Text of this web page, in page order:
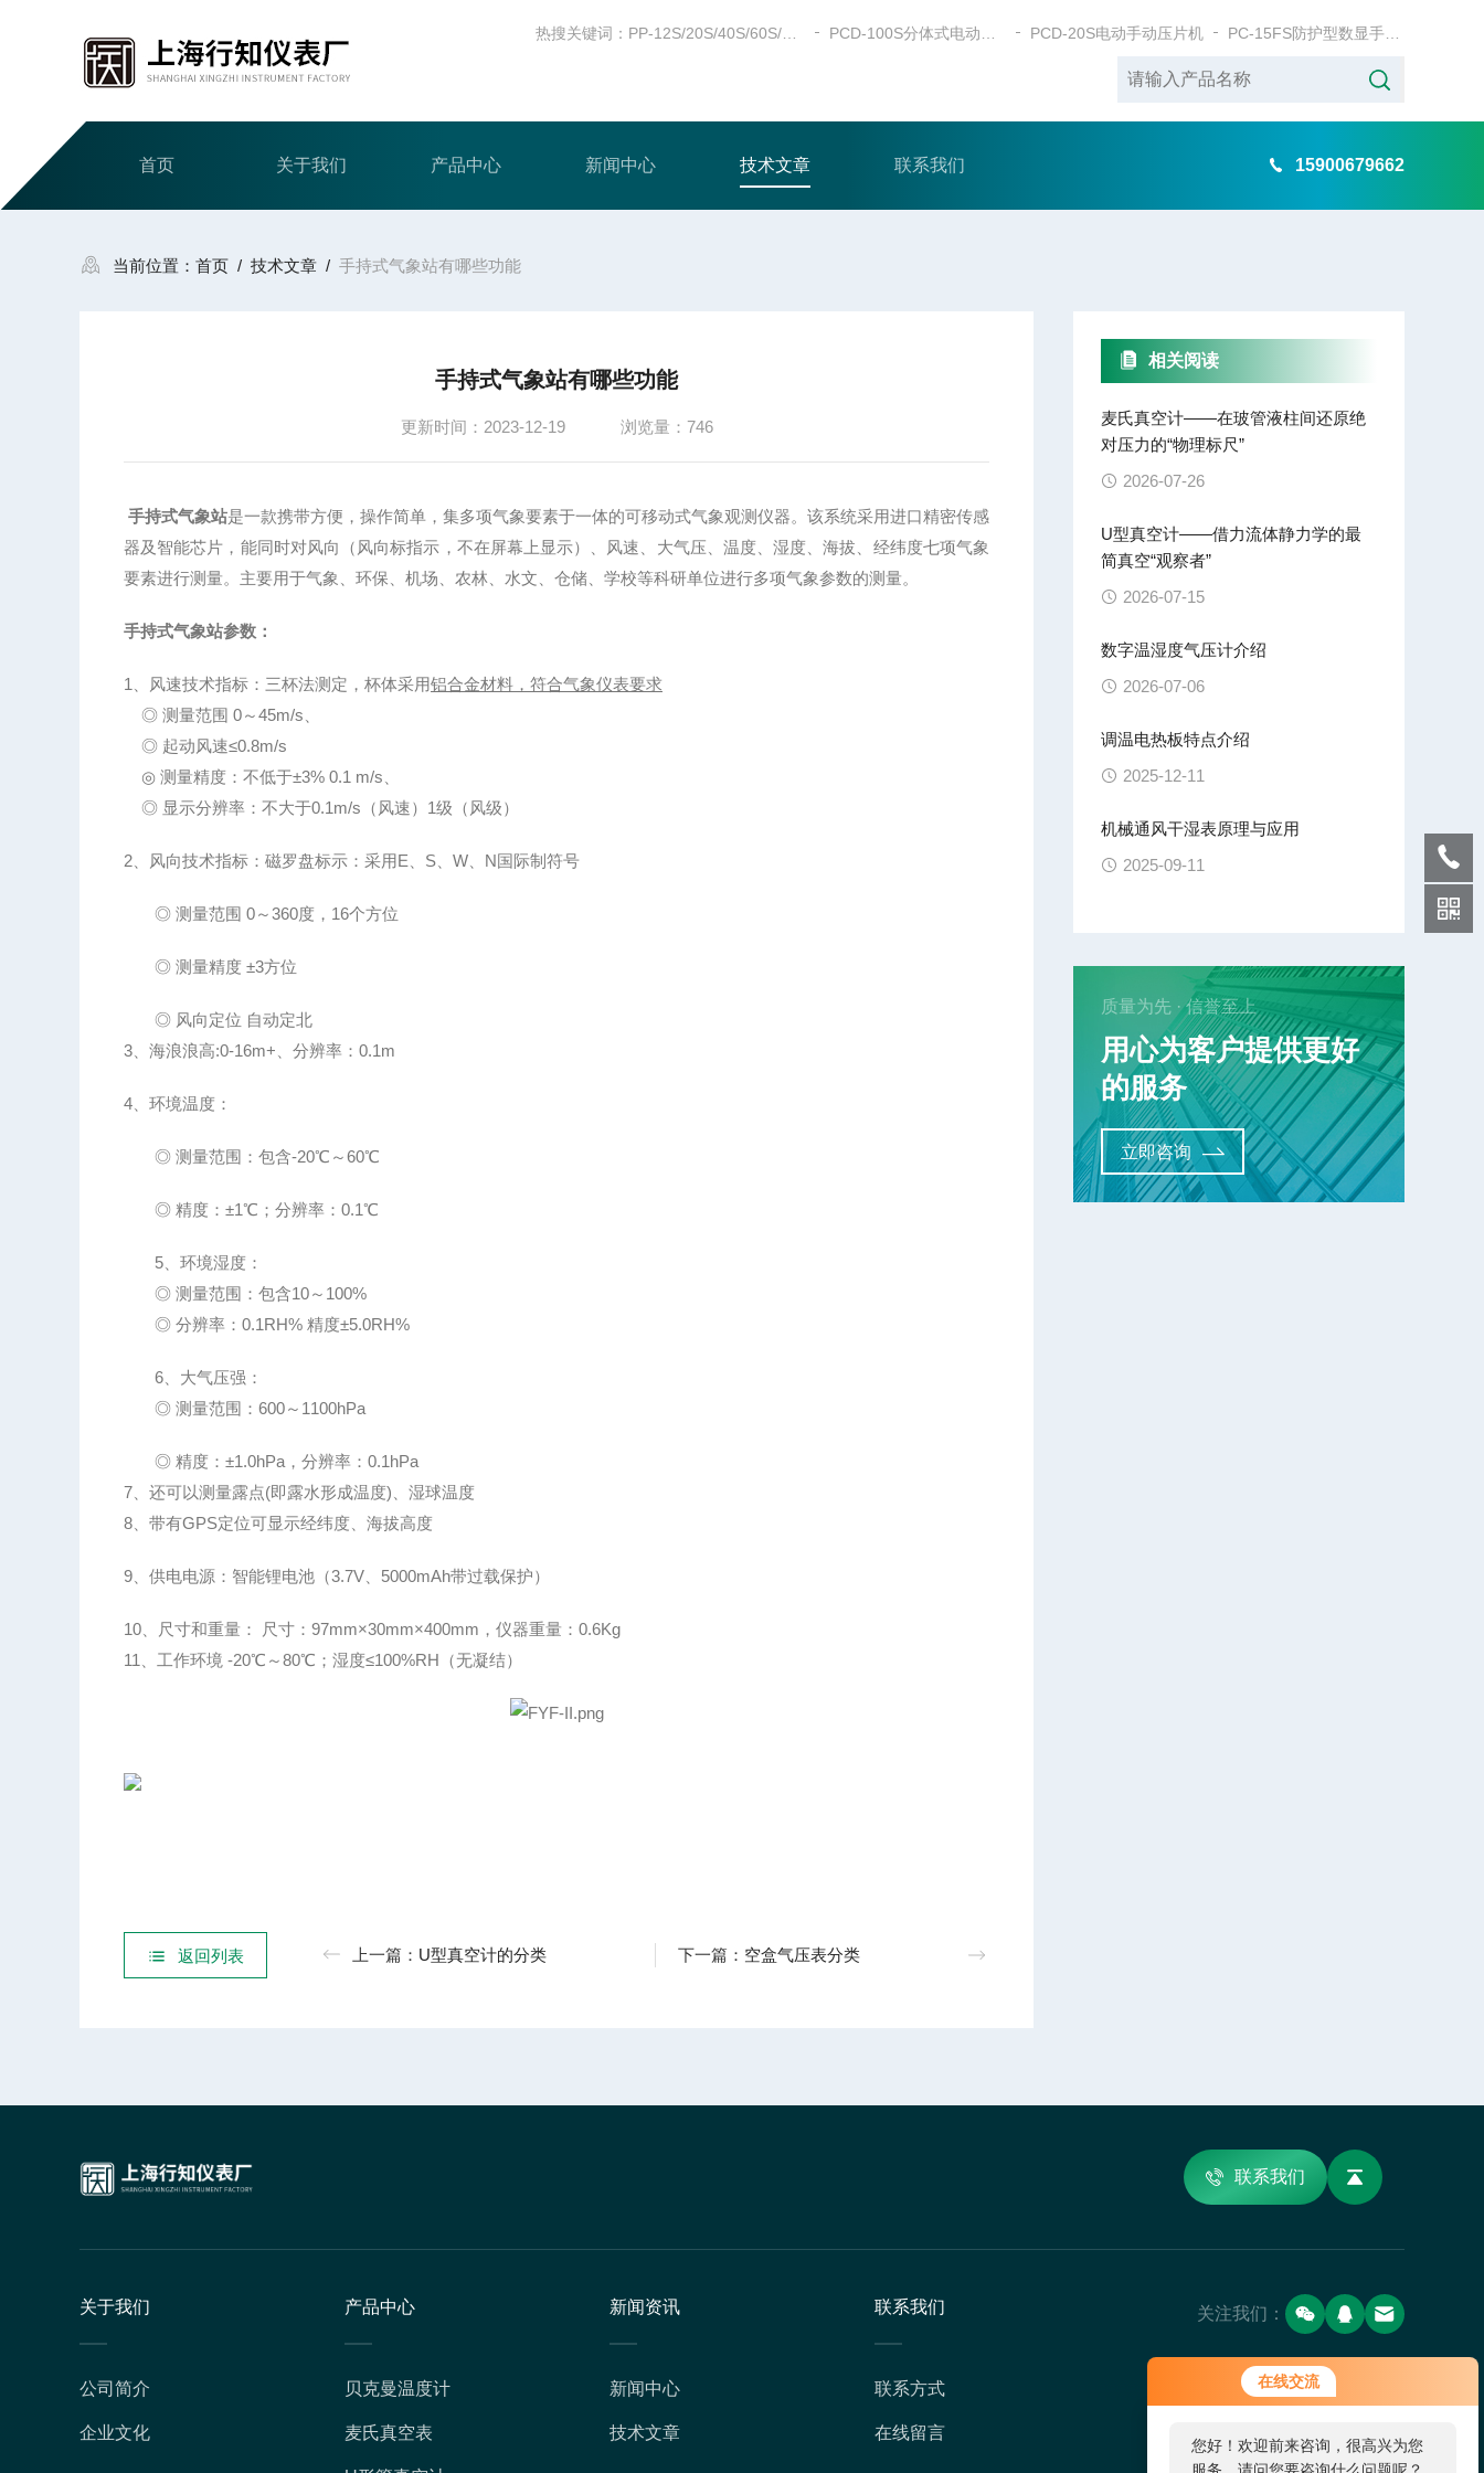
在线交流
您好！欢迎前来咨询，很高兴为您
热搜关键词： PCD-20S电动手动压片机
首页 关于我们 产品中心 新闻中心 技术文章 联系我们 15900679662
当前位置： 首页 / 技术文章 / 手持式气象站有哪些功能
手持式气象站有哪些功能
更新时间：2023-12-19 浏览量：746
手持式气象站是一款携带方便，操作简单，集多项气象要素于一体的可移动式气象观测仪器。该系统采用进口精密传感
器及智能芯片，能同时对风向
（风向标指示，不在屏幕上显示）
、风速、大气压、温度、湿度、海拔、经纬度七项气象
要素进行测量。 主要用于气象、环保、机场、农林、水文、仓储、 学校等科研单位进行多项气象参数的测量。
手持式气象站参数：
1、风速技术指标： 三杯法测定，杯体采用铝合金材料，符合气象仪表要求
◎ 测量范围 0～45m/s、
◎ 起动风速≤0.8m/s
◎ 测量精度：不低于±3% 0.1 m/s、
◎ 显示分辨率：不大于0.1m/s（风速）1级（风级）
2、风向技术指标： 磁罗盘标示 ： 采用E、S、W、N国际制符号
◎ 测量范围 0～360度，16个方位
◎ 测量精度 ±3方位
◎ 风向定位 自动定北
3、海浪浪高:0-16m+ 、分辨率： 0.1m
4 、环境温度：
◎ 测量范围：包含-20℃～60℃
◎ 精度： ±1℃；分辨率：0.1℃
5 、环境湿度：
◎ 测量范围：包含10～100%
◎ 分辨率： 0.1RH% 精度±5.0RH%
6 、大气压强：
◎ 测量范围： 600～1100hPa
◎ 精度： ±1.0hPa，分辨率：0.1hPa
7、还可以测量露点(即露水形成温度)、湿球温度
8、带有GPS定位可显示经纬度、 海拔高度
9 、供电电源： 智能锂电池 （3.7V 5000mAh带过载保护）
10 、尺寸和重量： 尺寸 ： 97mm×30mm×400mm ，仪器重量： 0.6Kg
11
工作环境 -20℃～80℃； 湿度≤100%RH（无凝结）
返回列表 上一篇： U型真空计的分类 下一篇： 空盒气压表分类
相关阅读
麦氏真空计——在玻管液柱间还原绝
对压力的“物理标尺”
2026-07-26
U型真空计——借力流体静力学的最
简真空“观察者”
2026-07-15
数字温湿度气压计介绍
2026-07-06
调温电热板特点介绍
2025-12-11
机械通风干湿表原理与应用
2025-09-11
质量为先 · 信誉至上
用心为客户提供更好
的服务
立即咨询
联系我们
关于我们
公司简介
企业文化
产品中心
贝克曼温度计
麦氏真空表
新闻资讯
新闻中心
技术文章
联系我们
联系方式
在线留言
关注我们：